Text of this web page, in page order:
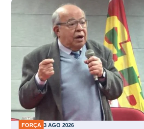
FORÇA 3 AGO 2026